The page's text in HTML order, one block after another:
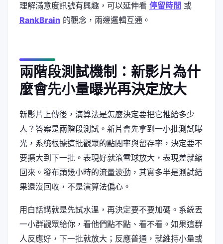
理解滿意度訊號有興趣，可以延伸看 停留時間 或
RankBrain 的觀念，兩邊邏輯互通。
兩階段測試機制：新影片為什
麼會先小量曝光再決定放大
新影片上傳後，演算法是怎麼決定要把它推給多少
人？答案是兩階段測試。新片會先拿到一小批測試曝
光，系統根據這批觀眾的點閱率與留存率，決定要不
要擴大到下一批。表現好就滾雪球放大，表現差就縮
回來。發布頭幾小時的流量波動，其實多半是測試結
果還沒回收，不是演算法偏心。
用白話講就是先試水溫，再決定要不要加碼。系統丟
一小群觀眾給你，看他們點不點、看不看。如果這群
人反應好，下一批就放大；反應普通，就維持小量或